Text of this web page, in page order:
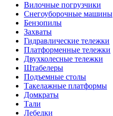
Вилочные погрузчики
Снегоуборочные машины
Бензопилы
Захваты
Гидравлические тележки
Платформенные тележки
Двухколесные тележки
Штабелеры
Подъемные столы
Такелажные платформы
Домкраты
Тали
Лебедки